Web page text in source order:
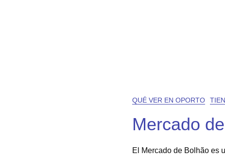
QUÉ VER EN OPORTO
Mercado
El Mercado de Bolhão es